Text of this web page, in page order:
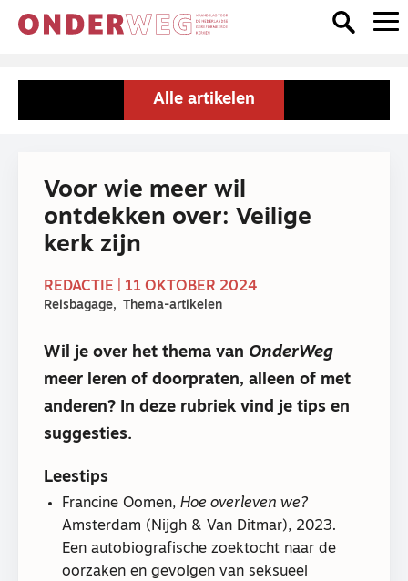
Alle artikelen
Voor wie meer wil
ontdekken over: Veilige
kerk zijn
REDACTIE | 11 OKTOBER 2024
Reisbagage Thema-artikelen
Wil je over het thema van OnderWeg
meer leren of doorpraten, alleen of met
anderen? In deze rubriek vind je tips en
suggesties.
Leestips
Francine Oomen, Hoe overleven we?
Amsterdam (Nijgh & Van Ditmar), 2023.
Een autobiografische zoektocht naar de
oorzaken en gevolgen van seksueel